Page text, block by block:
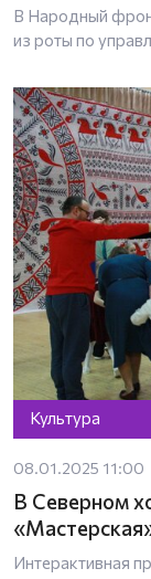
В Народный
из роты по
Культура
08.01.2025 11:00
В Северном
Интерактивная